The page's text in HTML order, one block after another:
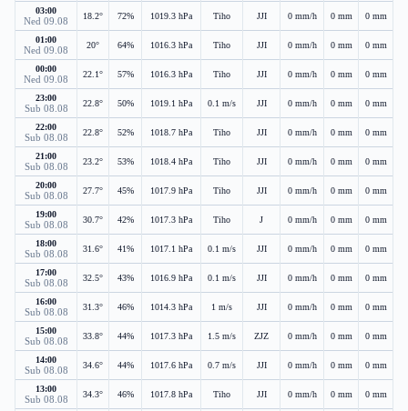
03:00
Ned 09.08 18.2° 72% 1019.3 hPa Tiho JJI 0 mm/h 0 mm 0 mm
01:00
Ned 09.08 20° 64% 1016.3 hPa Tiho JJI 0 mm/h 0 mm 0 mm
00:00
Ned 09.08 22.1° 57% 1016.3 hPa Tiho JJI 0 mm/h 0 mm 0 mm
23:00
Sub 08.08 22.8° 50% 1019.1 hPa 0.1 m/s JJI 0 mm/h 0 mm 0 mm
22:00
Sub 08.08 22.8° 52% 1018.7 hPa Tiho JJI 0 mm/h 0 mm 0 mm
21:00
Sub 08.08 23.2° 53% 1018.4 hPa Tiho JJI 0 mm/h 0 mm 0 mm
20:00
Sub 08.08 27.7° 45% 1017.9 hPa Tiho JJI 0 mm/h 0 mm 0 mm
19:00
Sub 08.08 30.7° 42% 1017.3 hPa Tiho J 0 mm/h 0 mm 0 mm
18:00
Sub 08.08 31.6° 41% 1017.1 hPa 0.1 m/s JJI 0 mm/h 0 mm 0 mm
17:00
Sub 08.08 32.5° 43% 1016.9 hPa 0.1 m/s JJI 0 mm/h 0 mm 0 mm
16:00
Sub 08.08 31.3° 46% 1014.3 hPa 1 m/s JJI 0 mm/h 0 mm 0 mm
15:00
Sub 08.08 33.8° 44% 1017.3 hPa 1.5 m/s ZJZ 0 mm/h 0 mm 0 mm
14:00
Sub 08.08 34.6° 44% 1017.6 hPa 0.7 m/s JJI 0 mm/h 0 mm 0 mm
13:00
Sub 08.08 34.3° 46% 1017.8 hPa Tiho JJI 0 mm/h 0 mm 0 mm